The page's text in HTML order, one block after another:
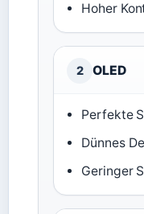
Hoher
2 OLED
Perfekte
Dünnes
Geringer